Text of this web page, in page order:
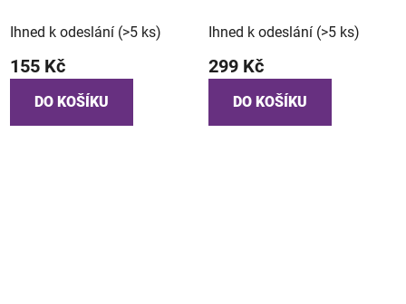
Ihned k odeslání (>5 ks)
155 Kč
DO KOŠÍKU
Ihned k odeslání (>5 ks)
299 Kč
DO KOŠÍKU